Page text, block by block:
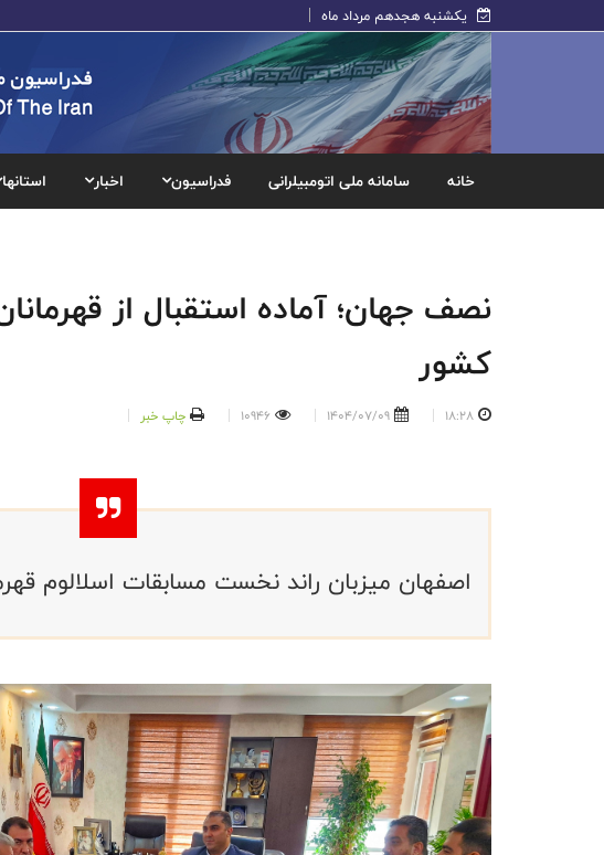
یکشنبه هجدهم مرداد ماه
خانه سامانه ملی اتومبیلرانی فدراسیون اخبار استانها
نصف جهان؛ آماده استقبال از
کشور
18:28
1404/07/09
10946 چاپ خبر
اصفهان میزبان راند نخست مسابقات اسلالوم